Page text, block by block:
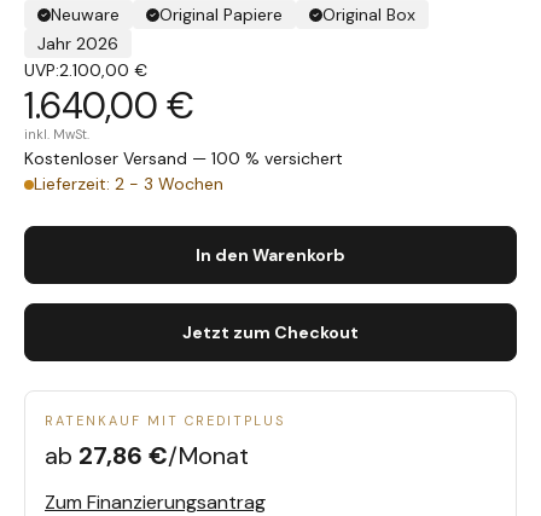
Neuware
Original Papiere
Original Box
Jahr 2026
UVP:2.100,00 €
1.640,00 €
inkl. MwSt.
Kostenloser Versand — 100 % versichert
Lieferzeit: 2 - 3 Wochen
In den Warenkorb
Jetzt zum Checkout
RATENKAUF MIT CREDITPLUS
ab 27,86 €/Monat
Zum Finanzierungsantrag